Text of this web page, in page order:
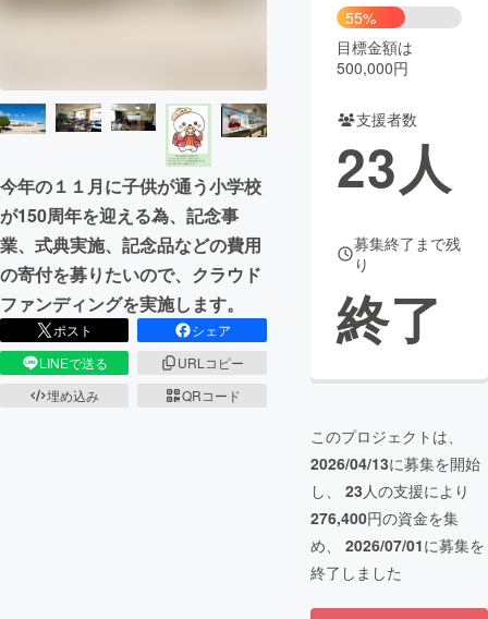
CAMPFIRE Creation
コミュニティ
今年の１１月に子供が通う小学校
が150周年を迎える為、記念事
業、式典実施、記念品などの費用
の寄付を募りたいので、クラウド
ファンディングを実施します。
ポスト
シェア
LINEで送る
URLコピー
埋め込み
QRコード
55%
目標金額は
500,000円
支援者数
23人
募集終了まで残
り
終了
このプロジェクトは、
2026/04/13に募集を開始
し、 23人の支援により
276,400円の資金を集
め、 2026/07/01に募集を
終了しました